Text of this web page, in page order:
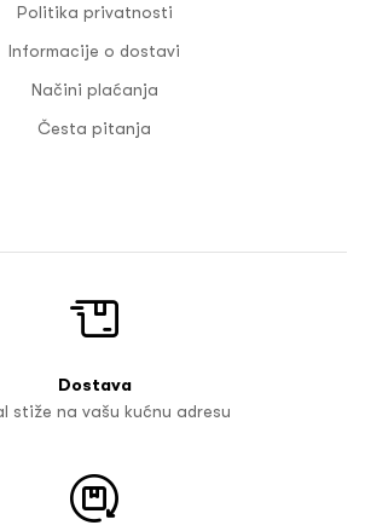
Politika privatnosti
Informacije o dostavi
Načini plaćanja
Česta pitanja
Dostava
stiže na vašu kućnu adresu